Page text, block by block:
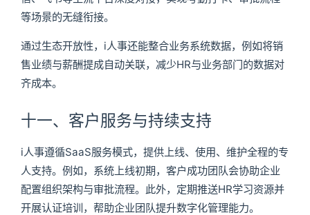
等场景的无缝衔接。
通过生态开放性，i人事还能整合业务系统数据，例如将销
售业绩与薪酬提成自动关联，减少HR与业务部门的数据对
齐成本。
十一、客户服务与持续支持
i人事遵循SaaS服务模式，提供上线、使用、维护全程的专
人支持。例如，系统上线初期，客户成功团队会协助企业
配置组织架构与审批流程。此外，定期推送HR学习资源并
开展认证培训，帮助企业团队提升数字化管理能力。